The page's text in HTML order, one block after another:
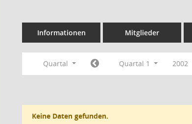
Informationen Mitglieder
Quartal Quartal 1 2002
Keine Daten gefunden.